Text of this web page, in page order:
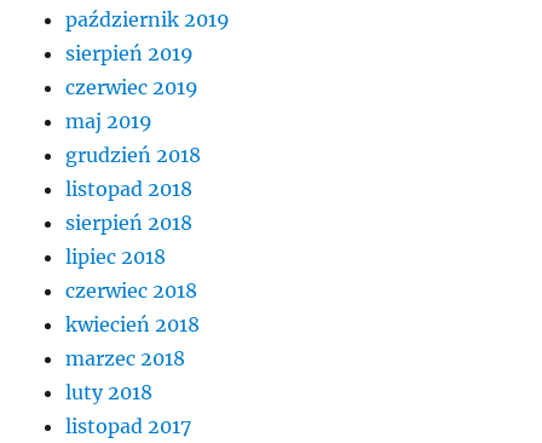
październik 2019
sierpień 2019
czerwiec 2019
maj 2019
grudzień 2018
listopad 2018
sierpień 2018
lipiec 2018
czerwiec 2018
kwiecień 2018
marzec 2018
luty 2018
listopad 2017